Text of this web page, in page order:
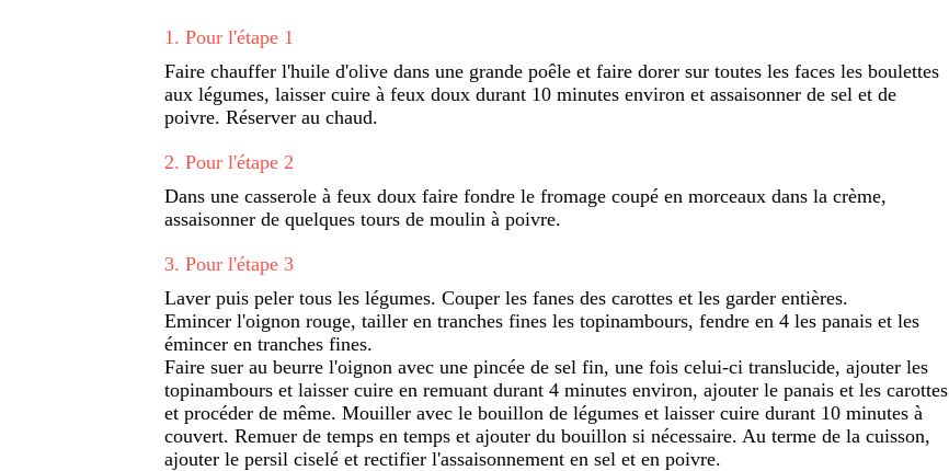
1 . Pour l'étape 1
Faire chauffer l'huile d'olive dans une grande poêle et faire dorer sur toutes les faces les boulettes
aux légumes, laisser cuire à feux doux durant 10 minutes environ et assaisonner de sel et de
poivre. Réserver au chaud.
2. Pour l'étape 2
Dans une casserole à feux doux faire fondre le fromage coupé en morceaux dans la crème,
assaisonner de quelques tours de moulin à poivre.
3. Pour l'étape 3
Laver puis peler tous les légumes. Couper les fanes des carottes et les garder entières.
Emincer l'oignon rouge, tailler en tranches fines les topinambours, fendre en 4 les panais et les
émincer en tranches fines.
Faire suer au beurre l'oignon avec une pincée de sel fin, une fois celui-ci translucide, ajouter les
topinambours et laisser cuire en remuant durant 4 minutes environ, ajouter le panais et les carottes
et procéder de même. Mouiller avec le bouillon de légumes et laisser cuire durant 10 minutes à
couvert. Remuer de temps en temps et ajouter du bouillon si nécessaire. Au terme de la cuisson,
ajouter le persil ciselé et rectifier l'assaisonnement en sel et en poivre.